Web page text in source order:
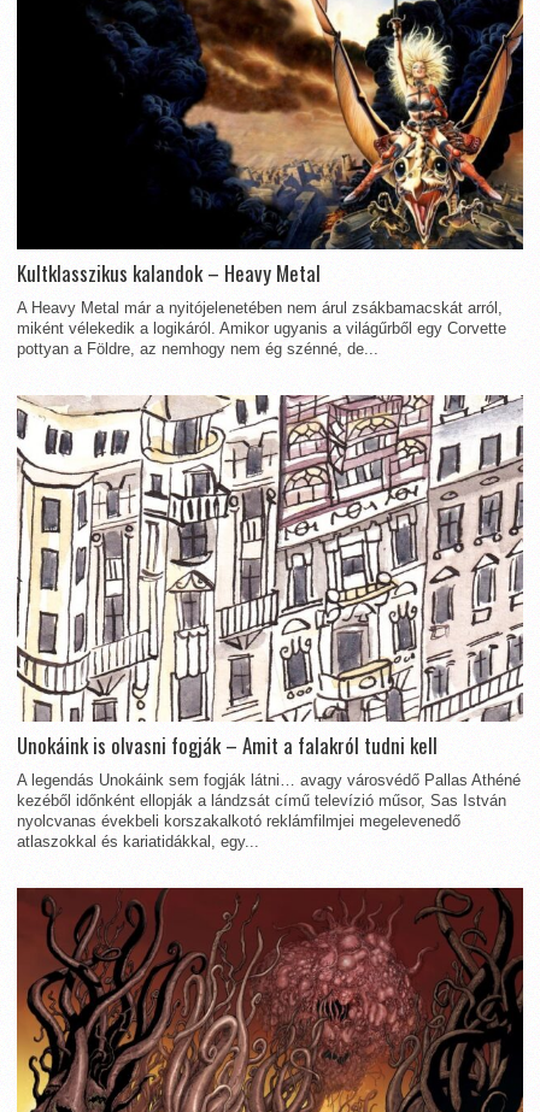
Kultklasszikus kalandok – Heavy Metal
A Heavy Metal már a nyitójelenetében nem árul zsákbamacskát arról,
miként vélekedik a logikáról. Amikor ugyanis a világűrből egy Corvette
pottyan a Földre, az nemhogy nem ég szénné, de...
Unokáink is olvasni fogják – Amit a falakról tudni kell
A legendás Unokáink sem fogják látni… avagy városvédő Pallas Athéné
kezéből időnként ellopják a lándzsát című televízió műsor, Sas István
nyolcvanas évekbeli korszakalkotó reklámfilmjei megelevenedő
atlaszokkal és kariatidákkal, egy...